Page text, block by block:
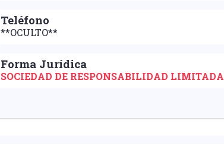
Teléfono
**OCULTO**
Forma Jurídica
SOCIEDAD DE RESPONSABILIDAD LIMITADA